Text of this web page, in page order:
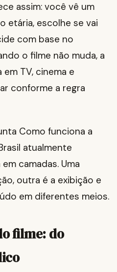
assim: você vê um
etária, escolhe se vai
com base no
o filme não muda, a
TV, cinema e
conforme a regra
Como funciona a
atualmente
camadas. Uma
outra é a exibição e
em diferentes meios.
filme: do